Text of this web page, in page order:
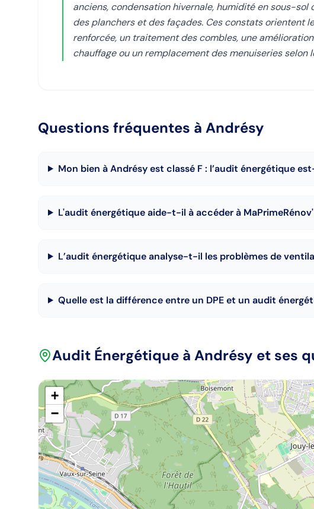
anciens, condensation hivernale, humidité en sous-
des planchers et des façades. Ces constats orientent
renforcée, un traitement des combles, une
chauffage ou un remplacement des menuiseries selon
Questions fréquentes à Andrésy
Mon bien à Andrésy est classé F : l’audit énergétique
L'audit énergétique aide-t-il à accéder à
L’audit énergétique analyse-t-il les problèmes de
Quelle est la différence entre un DPE et un audit
Audit Énergétique à Andrésy et ses
+
−